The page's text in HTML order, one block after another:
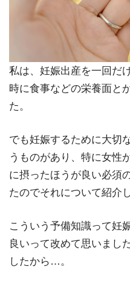
私は、妊娠出産を一回だ
時に食事などの栄養面と
た。
でも妊娠するために大切
うものがあり、特に女性
に摂ったほうが良い必須
たのでそれについて紹介
こういう予備知識って妊
良いって改めて思いまし
したから…。